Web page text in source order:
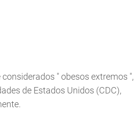
considerados "obesos extremos ",
de Estados Unidos (CDC),